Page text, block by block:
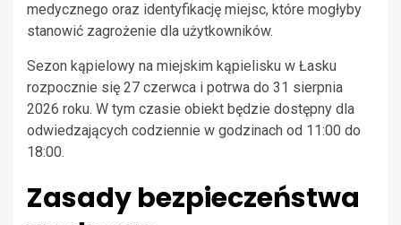
medycznego oraz identyfikację miejsc, które mogłyby
stanowić zagrożenie dla użytkowników.
Sezon kąpielowy na miejskim kąpielisku w Łasku
rozpocznie się 27 czerwca i potrwa do 31 sierpnia
2026 roku. W tym czasie obiekt będzie dostępny dla
odwiedzających codziennie w godzinach od 11:00 do
18:00.
Zasady bezpieczeństwa